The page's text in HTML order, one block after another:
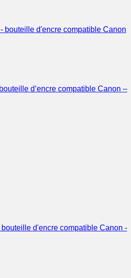
d’encre compatible Canon –